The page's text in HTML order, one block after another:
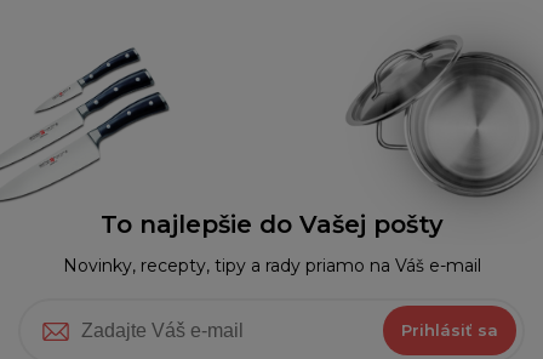
To najlepšie do Vašej pošty
Novinky, recepty, tipy a rady priamo na Váš e-mail
Prihlásiť sa